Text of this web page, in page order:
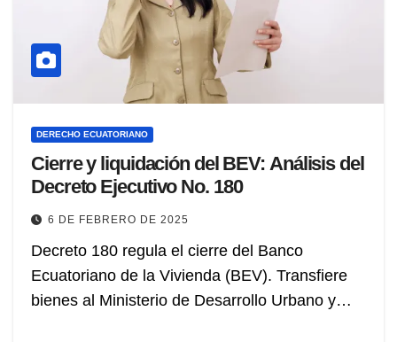
DERECHO ECUATORIANO
Cierre y liquidación del BEV: Análisis del
Decreto Ejecutivo No. 180
6 DE FEBRERO DE 2025
Decreto 180 regula el cierre del Banco
Ecuatoriano de la Vivienda (BEV). Transfiere
bienes al Ministerio de Desarrollo Urbano y…